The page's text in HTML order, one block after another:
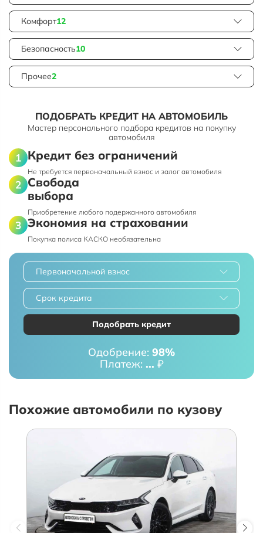
Комфорт12
Безопасность10
Прочее2
ПОДОБРАТЬ КРЕДИТ НА АВТОМОБИЛЬ
Мастер персонального подбора кредитов на покупку
автомобиля
Кредит без ограничений
Не требуется первоначальный взнос и залог автомобиля
Свобода
выбора
Приобретение любого подержанного автомобиля
Экономия на страховании
Покупка полиса КАСКО необязательна
Первоначальной взнос
Срок кредита
Подобрать кредит
Одобрение: 98%
Платеж: ... ₽
Похожие автомобили по кузову